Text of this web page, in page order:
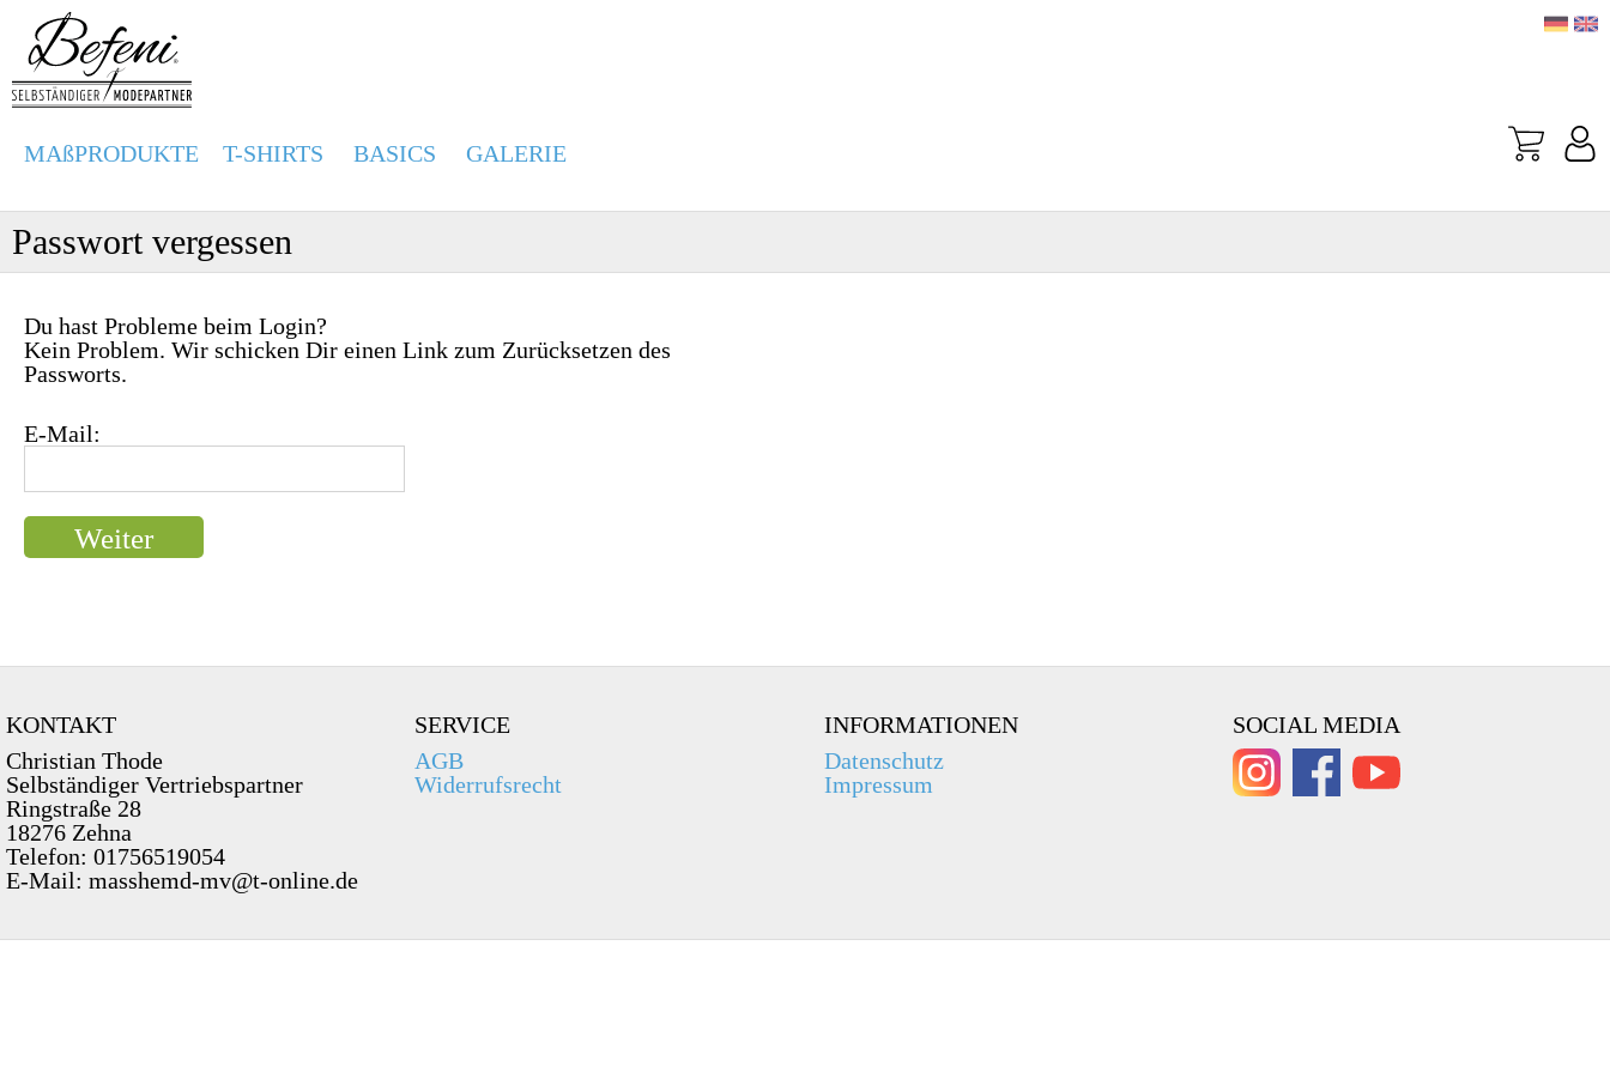
MAßPRODUKTE T-SHIRTS BASICS GALERIE
Passwort vergessen
Du hast Probleme beim Login?
Kein Problem. Wir schicken Dir einen Link zum Zurücksetzen des
Passworts.
E-Mail:
KONTAKT
Christian Thode
Selbständiger Vertriebspartner
Ringstraße 28
18276 Zehna
Telefon: 01756519054
E-Mail: masshemd-mv@t-online.de
SERVICE
AGB
Widerrufsrecht
INFORMATIONEN
Datenschutz
Impressum
SOCIAL MEDIA